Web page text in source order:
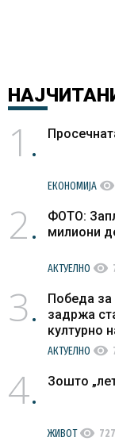
1
ЕКОНОМИЈА visibility
2
ФОТО:
милиони
АКТУЕЛНО visibility
3
Победа за
задржа
културно
АКТУЕЛНО visibility
4 Зошто
ЖИВОТvisibility 727